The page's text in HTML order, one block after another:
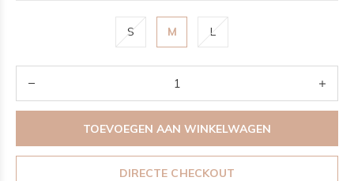
S M L
TOEVOEGEN AAN WINKELWAGEN
DIRECTE CHECKOUT